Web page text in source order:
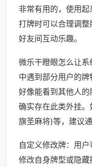
非常有用的，使用
打牌时可以合理调
好友间互动乐趣。
微乐干瞪眼怎么让
中遇到部分用户的
好像能看到其他人的
确实存在此类外挂
旗圣麻将)等，建议
自定义修改牌：用户
修改自身牌型或隐藏